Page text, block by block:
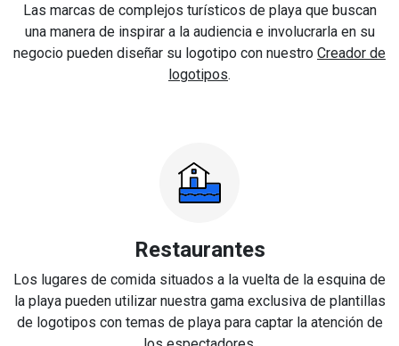
Las marcas de complejos turísticos de playa que buscan
una manera de inspirar a la audiencia e involucrarla en su
negocio pueden diseñar su logotipo con nuestro Creador de
logotipos.
Restaurantes
Los lugares de comida situados a la vuelta de la esquina de
la playa pueden utilizar nuestra gama exclusiva de plantillas
de logotipos con temas de playa para captar la atención de